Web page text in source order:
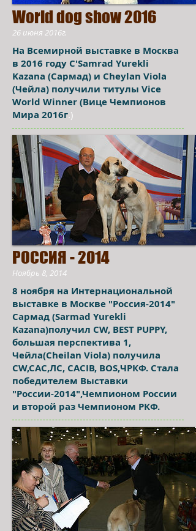
World dog show 2016
26 июня 2016г.
На Всемирной выставке в Москва
в 2016 году C'Samrad Yurekli
Kazana (Сармад) и Cheylan Viola
(Чейла) получили титулы Vice
World Winner (Вице Чемпионов
Мира 2016г.)
РОССИЯ - 2014
Ноябрь 8, 2014
8 ноября на Интернациональной
выставке в Москве "Россия-2014"
Сармад (Sarmad Yurekli
Kazana)получил CW, BEST PUPPY,
большая перспектива 1,
Чейла(Cheilan Viola) получила
CW,CAC,ЛС, CACIB, BOS,ЧРКФ. Стала
победителем Выставки
"России-2014",Чемпионом России
и второй раз Чемпионом РКФ.